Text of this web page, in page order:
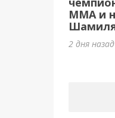
ММА и
2 дня